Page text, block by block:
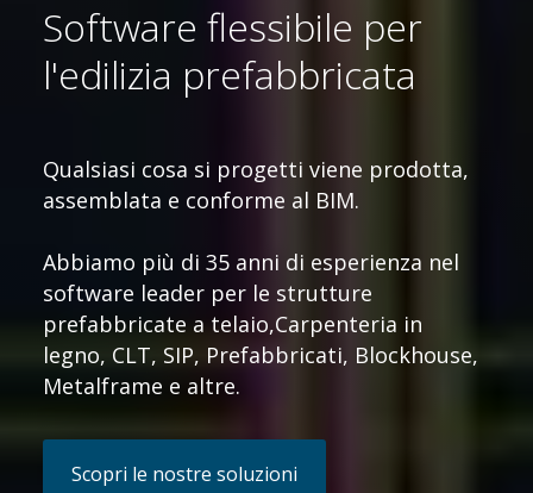
Sostenibilità 🌿
Software flessibile per
l'edilizia prefabbricata
Qualsiasi cosa si progetti viene prodotta,
assemblata e conforme al BIM.
Abbiamo più di 35 anni di esperienza nel
software leader per le strutture
prefabbricate a telaio,Carpenteria in
legno, CLT, SIP, Prefabbricati, Blockhouse,
Metalframe e altre.
Scopri le nostre soluzioni